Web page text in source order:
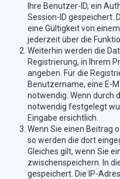
Ihre Benutzer-ID, ein
Session-ID gespeichert.
eine Gültigkeit von
jederzeit über die
Weiterhin werden die
Registrierung, in Ihrem
angeben. Für die
Benutzername, eine E-
notwendig. Wenn durch
notwendig festgelegt
Eingabe ersichtlich.
Wenn Sie einen Beitrag
so werden die dort
Gleiches gilt, wenn Sie
zwischenspeichern. In
gespeichert. Die IP-